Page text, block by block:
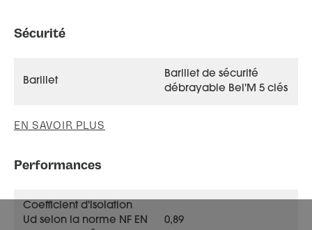
Sécurité
Barillet
Barillet de sécurité
débrayable Bel'M 5 clés
EN SAVOIR PLUS
Performances
Coefficient d'isolation
Ud selon la norme NF EN
0,89